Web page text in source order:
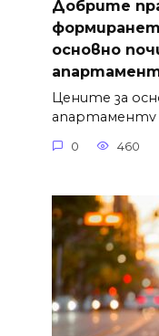
Добрите
основно
Цените за
апартаментv
0 460